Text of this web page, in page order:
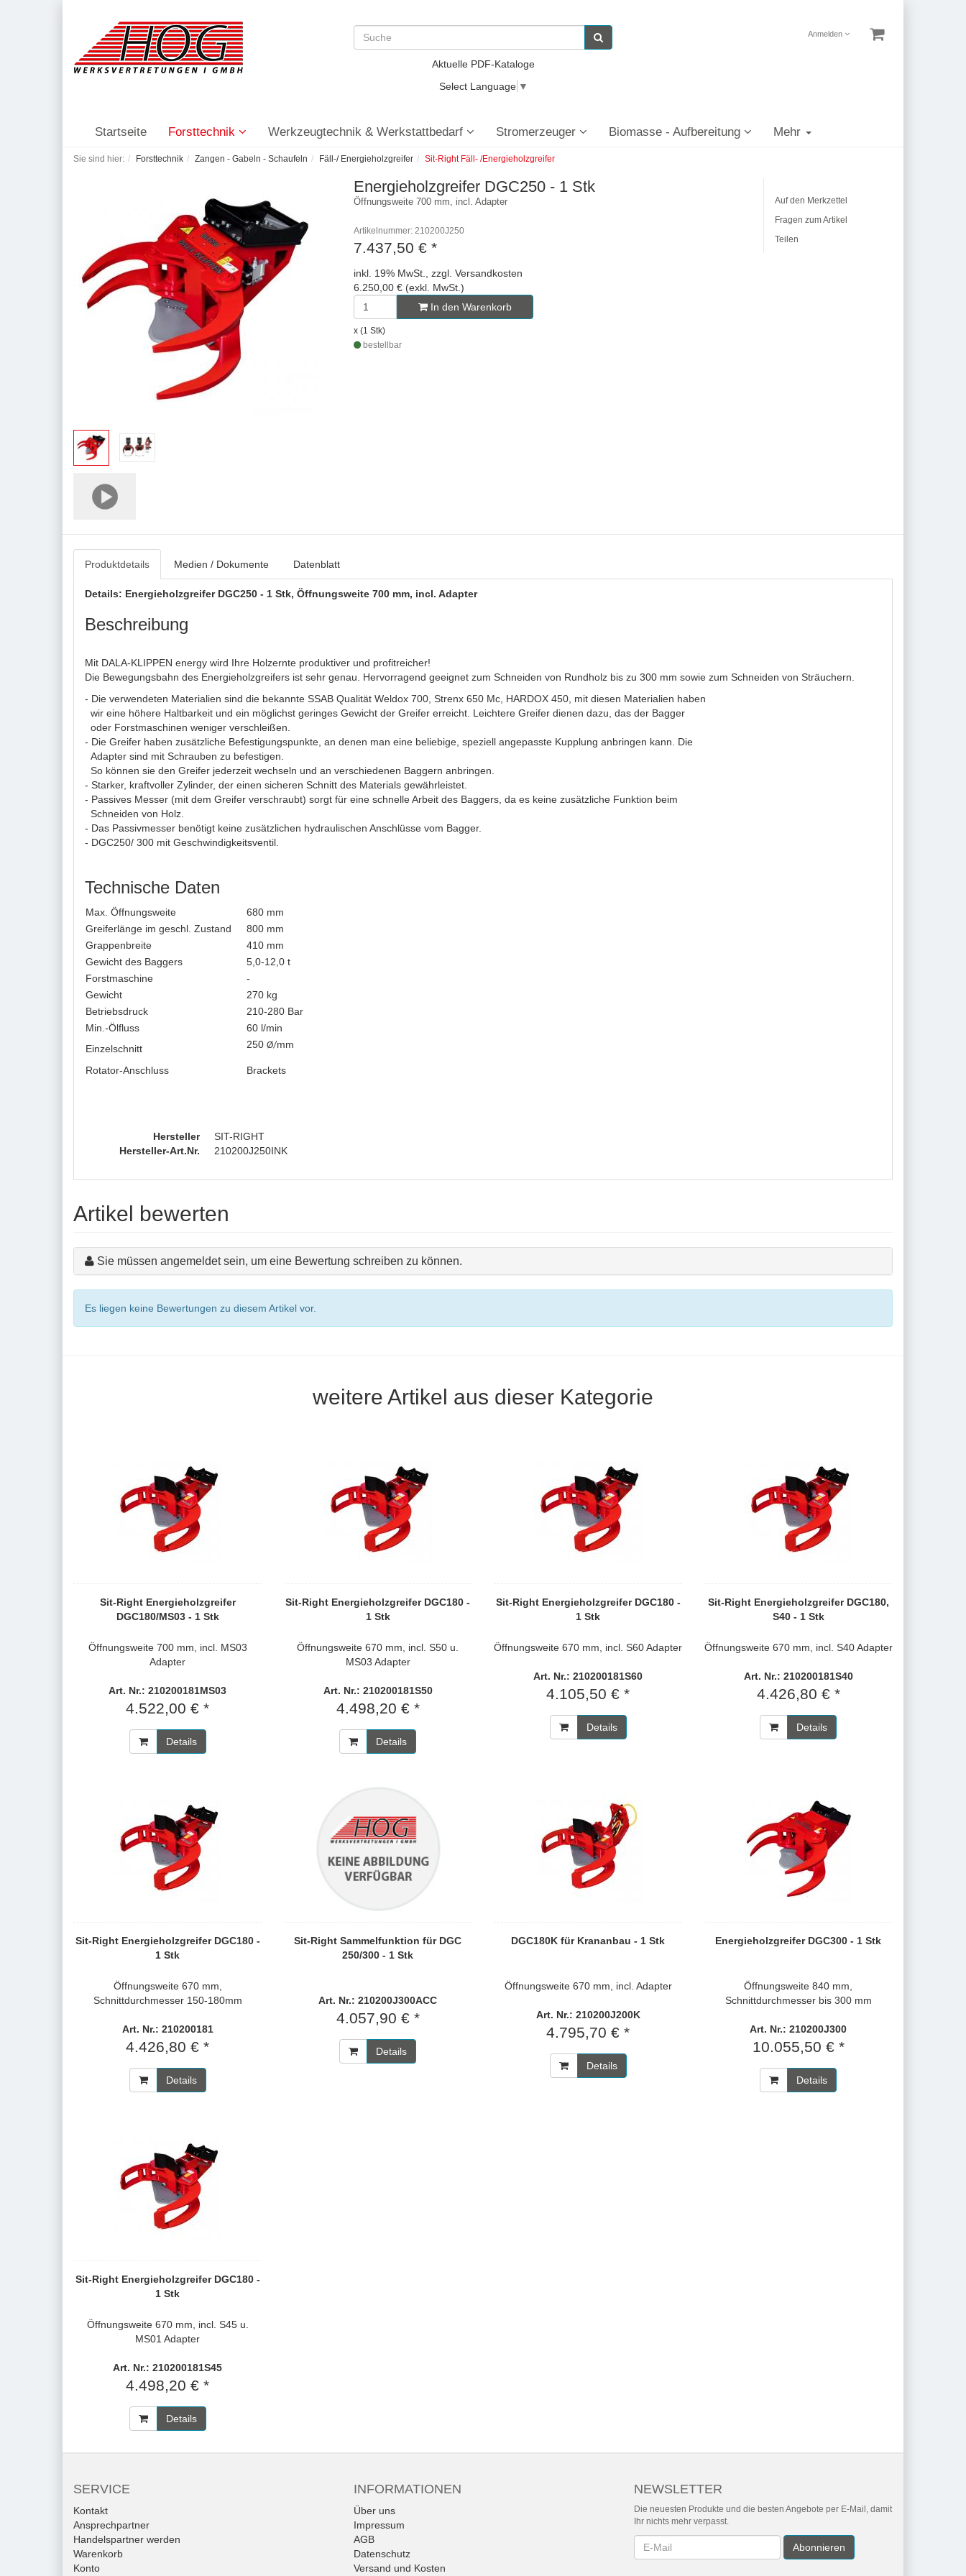
Anmelden
Aktuelle PDF-Kataloge
Select Language ▼
Startseite Forsttechnik Werkzeugtechnik & Werkstattbedarf Stromerzeuger Biomasse - Aufbereitung Mehr
Sie sind hier: Forsttechnik Zangen - Gabeln - Schaufeln Fäll-/ Energieholzgreifer Sit-Right Fäll- /Energieholzgreifer
Energieholzgreifer DGC250 - 1 Stk
Öffnungsweite 700 mm, incl. Adapter
Artikelnummer: 210200J250
7.437,50 € *
inkl. 19% MwSt., zzgl. Versandkosten
6.250,00 € (exkl. MwSt.)
In den Warenkorb
x (1 Stk)
bestellbar
Auf den Merkzettel
Fragen zum Artikel
Teilen
Produktdetails Medien / Dokumente Datenblatt
Details: Energieholzgreifer DGC250 - 1 Stk, Öffnungsweite 700 mm, incl. Adapter
Beschreibung
Mit DALA-KLIPPEN energy wird Ihre Holzernte produktiver und profitreicher!
Die Bewegungsbahn des Energieholzgreifers ist sehr genau. Hervorragend geeignet zum Schneiden von Rundholz bis zu 300 mm sowie zum Schneiden von Sträuchern.
- Die verwendeten Materialien sind die bekannte SSAB Qualität Weldox 700, Strenx 650 Mc, HARDOX 450, mit diesen Materialien haben
wir eine höhere Haltbarkeit und ein möglichst geringes Gewicht der Greifer erreicht. Leichtere Greifer dienen dazu, das der Bagger
oder Forstmaschinen weniger verschleißen.
- Die Greifer haben zusätzliche Befestigungspunkte, an denen man eine beliebige, speziell angepasste Kupplung anbringen kann. Die
Adapter sind mit Schrauben zu befestigen.
So können sie den Greifer jederzeit wechseln und an verschiedenen Baggern anbringen.
- Starker, kraftvoller Zylinder, der einen sicheren Schnitt des Materials gewährleistet.
- Passives Messer (mit dem Greifer verschraubt) sorgt für eine schnelle Arbeit des Baggers, da es keine zusätzliche Funktion beim
Schneiden von Holz.
- Das Passivmesser benötigt keine zusätzlichen hydraulischen Anschlüsse vom Bagger.
- DGC250/ 300 mit Geschwindigkeitsventil.
Technische Daten
Max. Öffnungsweite
680 mm
Greiferlänge im geschl. Zustand
800 mm
Grappenbreite
410 mm
Gewicht des Baggers
5,0-12,0 t
Forstmaschine
-
Gewicht
270 kg
Betriebsdruck
210-280 Bar
Min.-Ölfluss
60 l/min
Einzelschnitt
250 Ø/mm
Rotator-Anschluss Brackets
Hersteller
SIT-RIGHT
Hersteller-Art.Nr.
210200J250INK
Artikel bewerten
Sie müssen angemeldet sein, um eine Bewertung schreiben zu können.
Es liegen keine Bewertungen zu diesem Artikel vor.
weitere Artikel aus dieser Kategorie
Sit-Right Energieholzgreifer
DGC180/MS03 - 1 Stk
Öffnungsweite 700 mm, incl. MS03
Adapter
Art. Nr.: 210200181MS03
4.522,00 € *
Details
Sit-Right Energieholzgreifer DGC180 -
1 Stk
Öffnungsweite 670 mm, incl. S50 u.
MS03 Adapter
Art. Nr.: 210200181S50
4.498,20 € *
Details
Sit-Right Energieholzgreifer DGC180 -
1 Stk
Öffnungsweite 670 mm, incl. S60 Adapter
Art. Nr.: 210200181S60
4.105,50 € *
Details
Sit-Right Energieholzgreifer DGC180,
S40 - 1 Stk
Öffnungsweite 670 mm, incl. S40 Adapter
Art. Nr.: 210200181S40
4.426,80 € *
Details
Sit-Right Energieholzgreifer DGC180 -
1 Stk
Öffnungsweite 670 mm,
Schnittdurchmesser 150-180mm
Art. Nr.: 210200181
4.426,80 € *
Details
Sit-Right Sammelfunktion für DGC
250/300 - 1 Stk
Art. Nr.: 210200J300ACC
4.057,90 € *
Details
DGC180K für Krananbau - 1 Stk
Öffnungsweite 670 mm, incl. Adapter
Art. Nr.: 210200J200K
4.795,70 € *
Details
Energieholzgreifer DGC300 - 1 Stk
Öffnungsweite 840 mm,
Schnittdurchmesser bis 300 mm
Art. Nr.: 210200J300
10.055,50 € *
Details
Sit-Right Energieholzgreifer DGC180 -
1 Stk
Öffnungsweite 670 mm, incl. S45 u.
MS01 Adapter
Art. Nr.: 210200181S45
4.498,20 € *
Details
SERVICE
Kontakt
Ansprechpartner
Handelspartner werden
Warenkorb
Konto
INFORMATIONEN
Über uns
Impressum
AGB
Datenschutz
Versand und Kosten
NEWSLETTER
Die neuesten Produkte und die besten Angebote per E-Mail, damit
Ihr nichts mehr verpasst.
Newsletter Abonnieren